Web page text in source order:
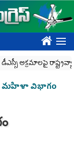
????
రాష్ట్రవ్యాప్తంగా
మ‌హిళా విభాగం